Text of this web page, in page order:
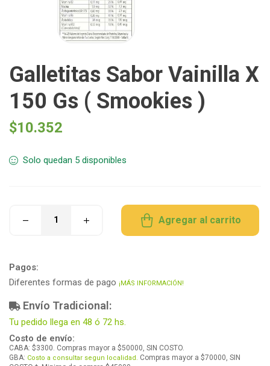
Galletitas Sabor Vainilla X
150 Gs ( Smookies )
$10.352
Solo quedan 5 disponibles
Agregar al carrito
Pagos:
Diferentes formas de pago ¡MÁS INFORMACIÓN!
Envío Tradicional:
Tu pedido llega en 48 ó 72 hs.
Costo de envío:
CABA: $3300. Compras mayor a $50000, SIN COSTO.
GBA: Costo a consultar segun localidad.
Compras mayor a $70000, SIN